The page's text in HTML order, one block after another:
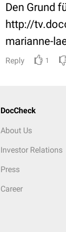
Den Grund
http://
marianne-
Reply 1
DocCheck
About Us
Investor Relations
Press
Career